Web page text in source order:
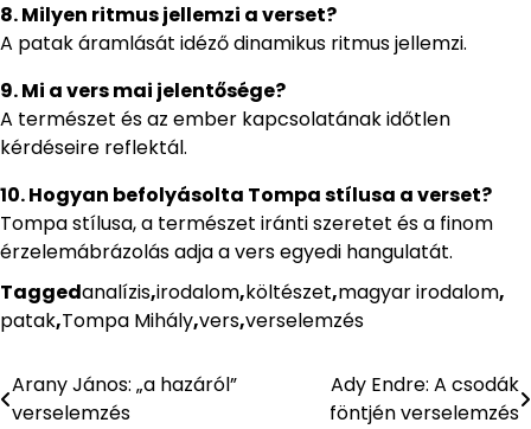
8. Milyen ritmus jellemzi a verset?
A patak áramlását idéző dinamikus ritmus jellemzi.
9. Mi a vers mai jelentősége?
A természet és az ember kapcsolatának időtlen
kérdéseire reflektál.
10. Hogyan befolyásolta Tompa stílusa a verset?
Tompa stílusa, a természet iránti szeretet és a finom
érzelemábrázolás adja a vers egyedi hangulatát.
Taggedanalízis,irodalom,költészet,magyar irodalom,
patak,Tompa Mihály,vers,verselemzés
Bejegyzés
Arany János: „a hazáról”
verselemzés
Ady Endre: A csodák
föntjén verselemzés